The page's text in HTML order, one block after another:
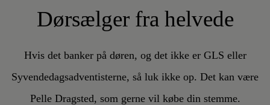
Dørsælger fra helvede
Hvis det banker på døren, og det ikke er GLS eller
Syvendedagsadventisterne, så luk ikke op. Det kan være
Pelle Dragsted, som gerne vil købe din stemme.